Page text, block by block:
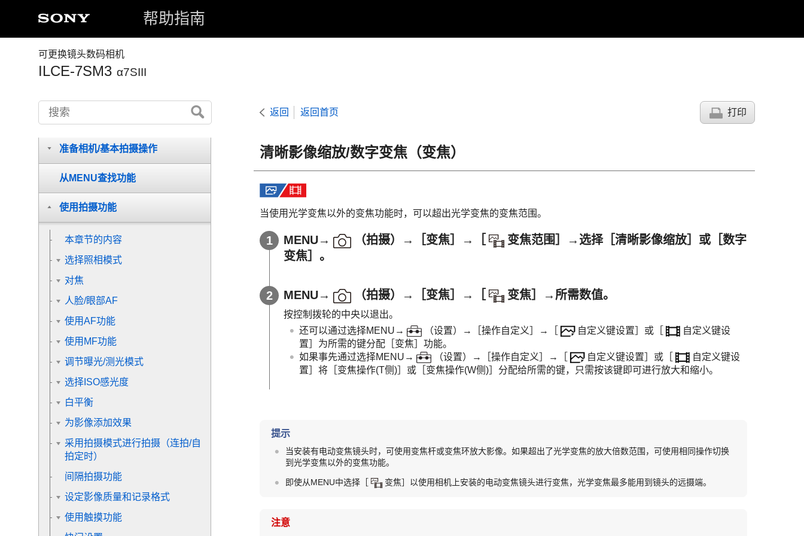
帮助指南
可更换镜头数码相机
ILCE-7SM3 α7SIII
返回 返回首页 打印
清晰影像缩放/数字变焦（变焦）
当使用光学变焦以外的变焦功能时，可以超出光学变焦的变焦范围。
MENU→ （拍摄）→ ［变焦］ → 变焦范围］ →选择［清晰影像缩放］ 或 ［数字
变焦］ 。
MENU→ （拍摄）→ ［变焦］ → 变焦］ →所需数值。
按控制拨轮的中央以退出。
还可以通过选择MENU → （设置）→ ［操作自定义］ → 自定义键设置］ 或［
自定义键设
置］ 为所需的键分配 ［变焦］ 功能。
如果事先通过选择MENU→
（设置）→ ［操作自定义］ → 自定义键设置］ 或［
自定义键设
置］ 将 ［变焦操作(T侧)］ 或 ［变焦操作(W侧)］ 分配给所需的键，只需按该键即可进行放大和缩小。
提示
当安装有电动变焦镜头时，可使用变焦杆或变焦环放大影像。如果超出了光学变焦的放大倍数范围，可使用相同操作切换
到光学变焦以外的变焦功能。
即使从MENU中选择［ 变焦］ 以使用相机上安装的电动变焦镜头进行变焦，光学变焦最多能用到镜头的远摄端。
注意
如何使用“帮助指南”
各部分名称
准备相机/基本拍摄操作
从MENU查找功能
使用拍摄功能
本章节的内容
选择照相模式
对焦
人脸/眼部AF
使用AF功能
使用MF功能
调节曝光/测光模式
选择ISO感光度
白平衡
为影像添加效果
采用拍摄模式进行拍摄（连拍/自
拍定时）
间隔拍摄功能
设定影像质量和记录格式
使用触摸功能